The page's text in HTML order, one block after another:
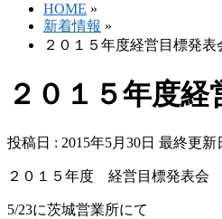
HOME »
新着情報 »
２０１５年度経営目標発表
２０１５年度
投稿日 : 2015年5月30日 最終更新
２０１５年度 経営目標発表会
5/23に茨城営業所にて